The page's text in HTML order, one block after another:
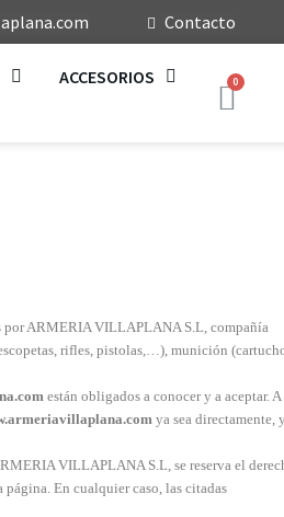
Contacto
ACCESORIOS
por ARMERIA VILLAPLANA S.L, compañía
rifles, pistolas,…), munición
están obligados a conocer y a aceptar.
ya sea directamente,
VILLAPLANA S.L, se reserva el
En cualquier caso, las citadas